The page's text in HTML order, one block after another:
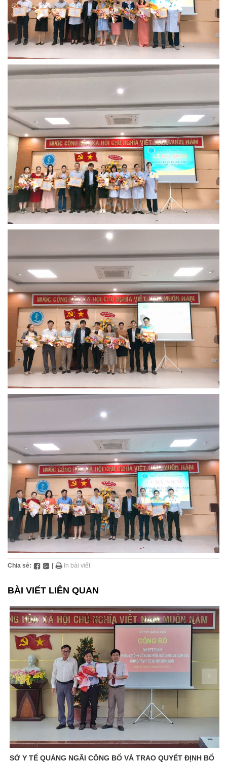
Chia sẻ: In bài viết
BÀI VIẾT LIÊN QUAN
SỞ Y TẾ QUẢNG NGÃI CÔNG BỐ VÀ TRAO QUYẾT ĐỊNH BỔ